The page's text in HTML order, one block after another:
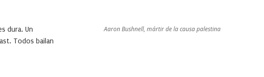
dura. Un
Todos bailan
Aaron Bushnell, mártir de la causa palestina